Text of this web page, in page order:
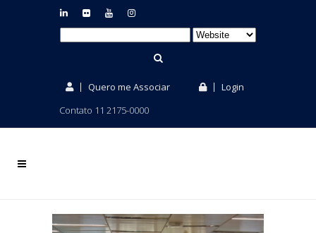
Quero me Associar
Login
Contato 11 2175-0000